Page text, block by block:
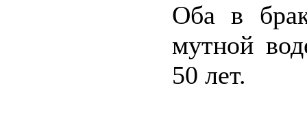
Оба в
мутной
50 лет.